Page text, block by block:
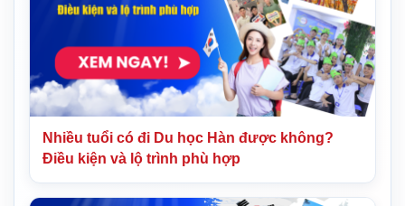
Nhiều tuổi có đi Du học Hàn được không?
Điều kiện và lộ trình phù hợp